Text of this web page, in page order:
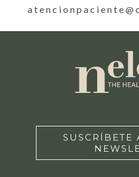
SUSCRÍBETE